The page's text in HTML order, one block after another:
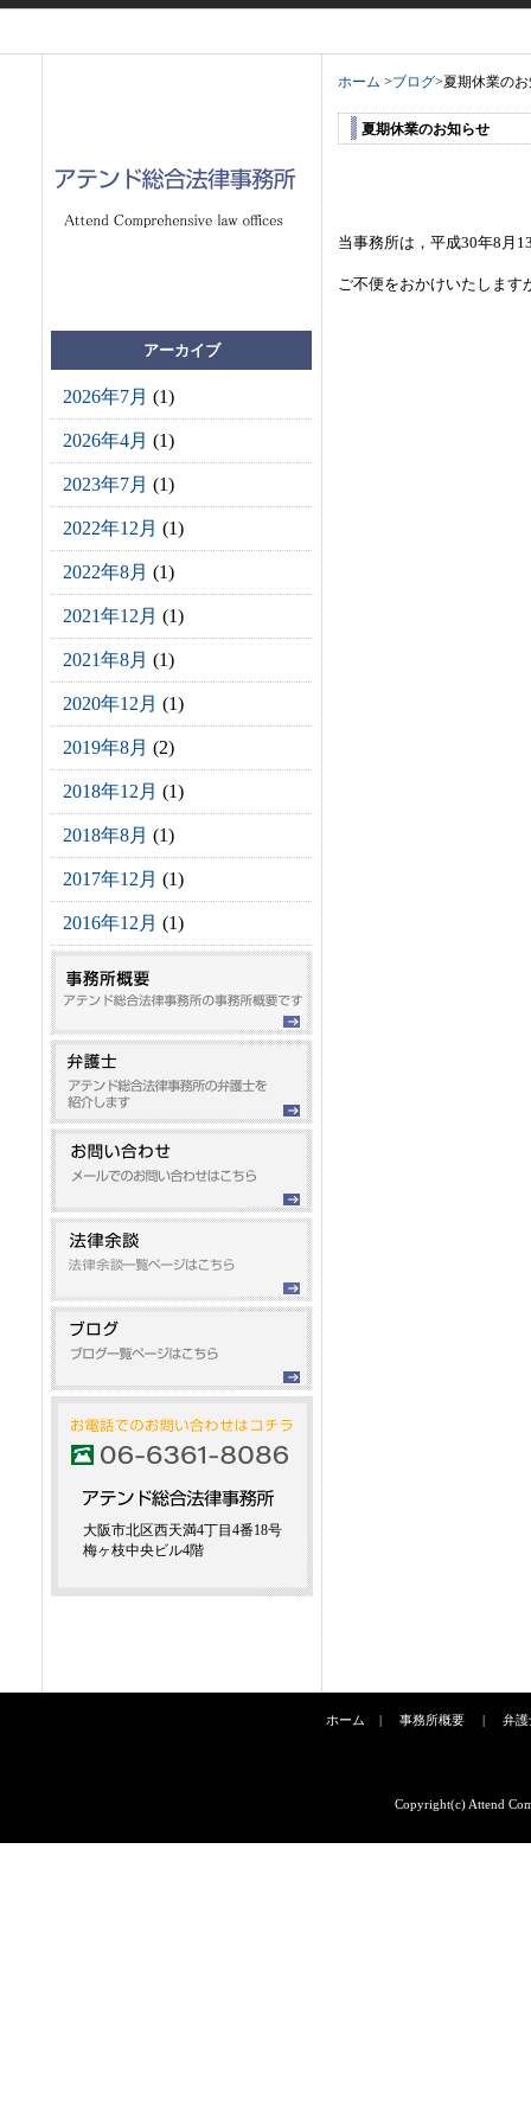
アーカイブ
2026年7月 (1)
2026年4月 (1)
2023年7月 (1)
2022年12月 (1)
2022年8月 (1)
2021年12月 (1)
2021年8月 (1)
2020年12月 (1)
2019年8月 (2)
2018年12月 (1)
2018年8月 (1)
2017年12月 (1)
2016年12月 (1)
大阪市北区西天満4丁目4番18号
梅ヶ枝中央ビル4階
ホーム >ブログ>夏期休業の
夏期休業のお知らせ
当事務所は，平成30年8月
ご不便をおかけいたします
ホーム | 事務所概要 | 弁護
Copyright(c) Attend